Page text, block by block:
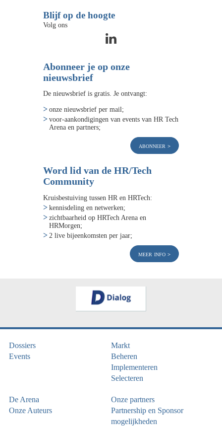
Blijf op de hoogte
Volg ons
Abonneer je op onze
nieuwsbrief
De nieuwsbrief is gratis. Je ontvangt:
onze nieuwsbrief per mail;
voor-aankondigingen van events van HR Tech
Arena en partners;
abonneer
Word lid van de HR/Tech
Community
Kruisbestuiving tussen HR en HRTech:
kennisdeling en netwerken;
zichtbaarheid op HRTech Arena en
HRMorgen;
2 live bijeenkomsten per jaar;
meer info
Dossiers
Events
Markt
Beheren
Implementeren
Selecteren
De Arena
Onze Auteurs
Onze partners
Partnership en Sponsor
mogelijkheden